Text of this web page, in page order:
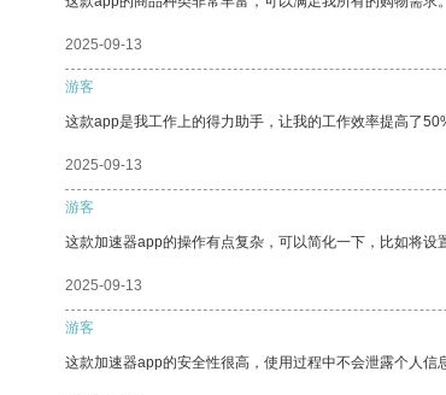
2025-09-13
游客
这款app是我工作上的得力助手，让我的工作效率提高了
2025-09-13
游客
这款加速器app的操作有点复杂，可以简化一下，比如将设
2025-09-13
游客
这款加速器app的安全性很高，使用过程中不会泄露个人信